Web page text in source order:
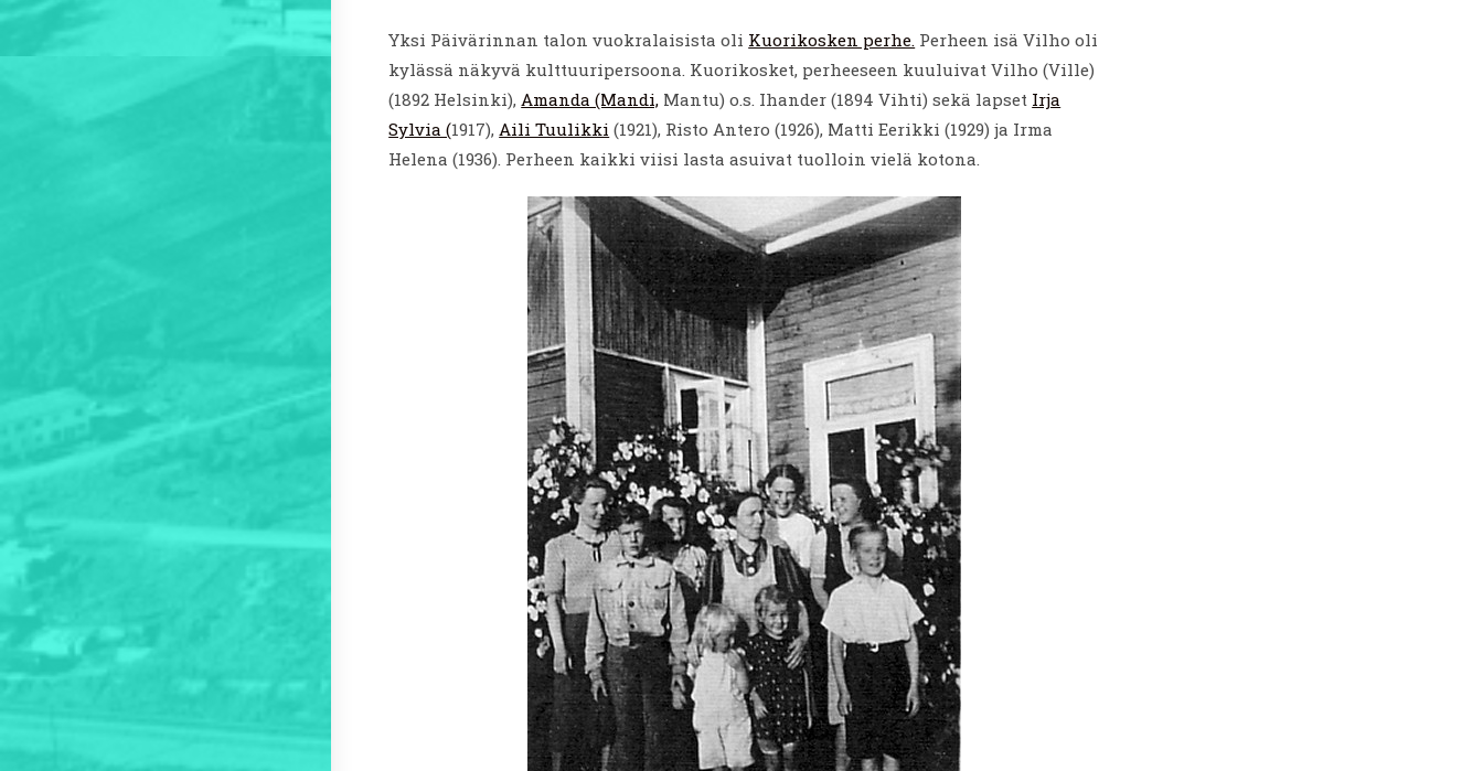
Yksi Päivärinnan talon vuokralaisista oli Kuorikosken perhe. Perheen isä Vilho oli
kylässä näkyvä kulttuuripersoona. Kuorikosket, perheeseen kuuluivat Vilho (Ville)
(1892 Helsinki),Amanda (Mandi, Mantu) o.s. Ihander (1894 Vihti) sekä lapset Irja
Sylvia (1917),Aili Tuulikki (1921), Risto Antero (1926), Matti Eerikki (1929) ja Irma
Helena (1936). Perheen kaikki viisi lasta asuivat tuolloin vielä kotona.